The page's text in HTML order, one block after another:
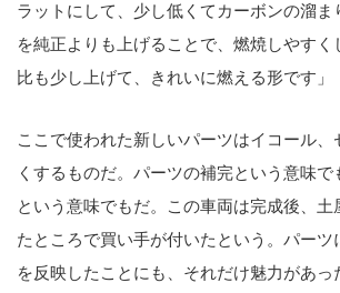
ラットにして、少し低くてカーボンの溜ま
を純正よりも上げることで、燃焼しやすく
比も少し上げて、きれいに燃える形です」
ここで使われた新しいパーツはイコール、
くするものだ。パーツの補完という意味
という意味でもだ。この車両は完成後、土
たところで買い手が付いたという。パーツ
を反映したことにも、それだけ魅力があっ